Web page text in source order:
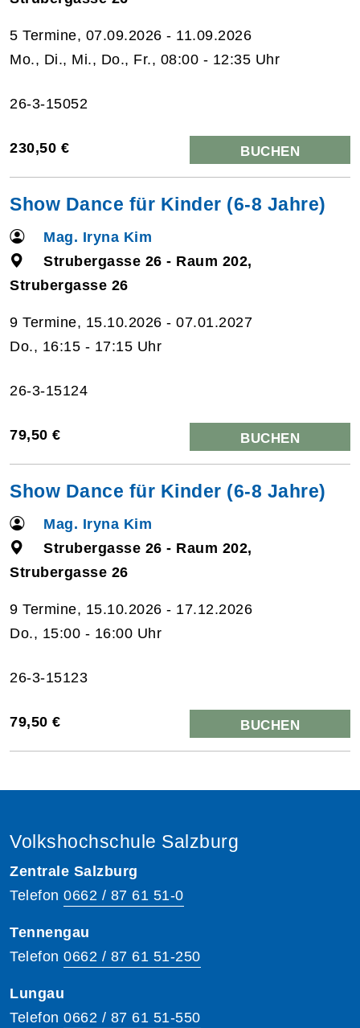
5 Termine, 07.09.2026 - 11.09.2026
Mo., Di., Mi., Do., Fr., 08:00 - 12:35 Uhr
26-3-15052
230,50 € BUCHEN
Show Dance für Kinder (6-8 Jahre)
Mag. Iryna Kim
Strubergasse 26 - Raum 202,
Strubergasse 26
9 Termine, 15.10.2026 - 07.01.2027
Do., 16:15 - 17:15 Uhr
26-3-15124
79,50 € BUCHEN
Show Dance für Kinder (6-8 Jahre)
Mag. Iryna Kim
Strubergasse 26 - Raum 202,
Strubergasse 26
9 Termine, 15.10.2026 - 17.12.2026
Do., 15:00 - 16:00 Uhr
26-3-15123
79,50 € BUCHEN
Volkshochschule Salzburg
Zentrale Salzburg
Telefon 0662 / 87 61 51-0
Tennengau
Telefon 0662 / 87 61 51-250
Lungau
Telefon 0662 / 87 61 51-550